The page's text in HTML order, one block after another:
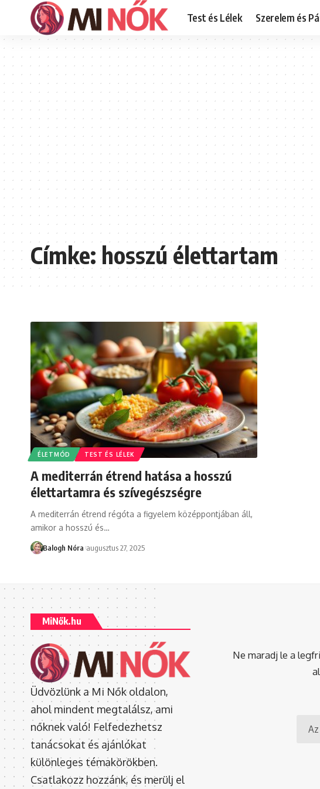
Test és Lélek Szerelem és
Címke:hosszú élettartam
ÉLETMÓD TEST ÉS LÉLEK
A mediterrán étrend hatása a hosszú
élettartamra és szívegészségre
A mediterrán étrend régóta a figyelem középpontjában áll,
amikor a hosszú és…
Balogh Nóra augusztus 27, 2025
MiNők.hu
Üdvözlünk a Mi Nők oldalon,
ahol mindent megtalálsz, ami
nőknek való! Felfedezhetsz
tanácsokat és ajánlókat
különleges témakörökben.
Csatlakozz hozzánk, és merülj el
Ne maradj le a